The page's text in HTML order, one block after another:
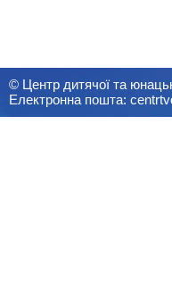
© Центр дитячої та
Електронна пошта: